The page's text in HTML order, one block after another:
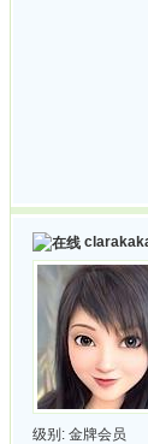
级别: 金牌会员